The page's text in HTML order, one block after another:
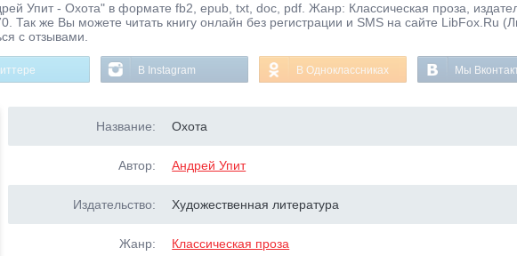
Упит - Охота" в формате fb2, epub, txt, doc, pdf. Жанр: Классическая проза,
Так же Вы можете читать книгу онлайн без регистрации и SMS на сайте LibFox.Ru
с отзывами.
В Instagram В Одноклассниках Мы
Название: Охота
Автор: Андрей Упит
Издательство: Художественная литература
Жанр: Классическая проза